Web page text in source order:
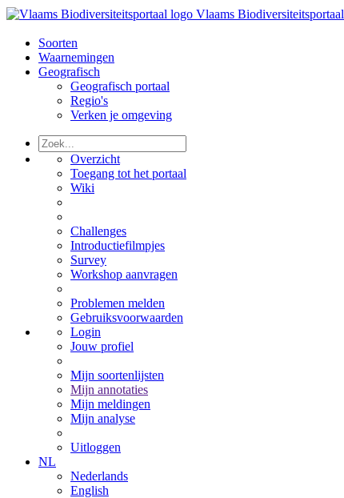
Vlaams Biodiversiteitsportaal
Soorten
Waarnemingen
Geografisch
Geografisch portaal
Regio's
Verken je omgeving
Overzicht
Toegang tot het portaal
Wiki
Challenges
Introductiefilmpjes
Survey
Workshop aanvragen
Problemen melden
Gebruiksvoorwaarden
Login
Jouw profiel
Mijn soortenlijsten
Mijn annotaties
Mijn meldingen
Mijn analyse
Uitloggen
NL
Nederlands
English